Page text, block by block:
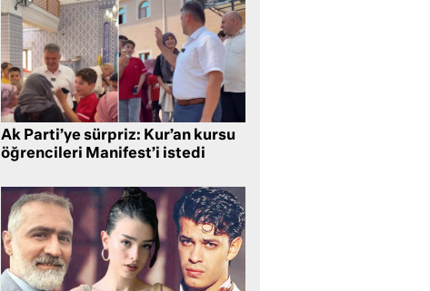
Ak Parti’ye sürpriz: Kur’an kursu
öğrencileri Manifest’i istedi